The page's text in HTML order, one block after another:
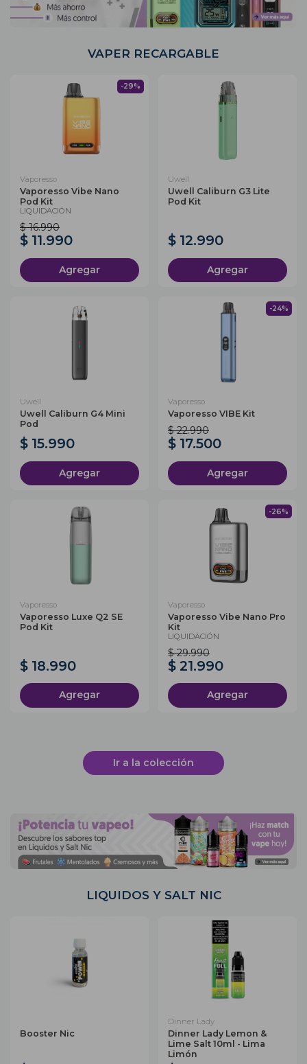
VAPER RECARGABLE
-29%
Vaporesso
Vaporesso Vibe Nano
Pod Kit
LIQUIDACIÓN
$ 16.990
$ 11.990
Agregar
Uwell
Uwell Caliburn G3 Lite
Pod Kit
$ 12.990
Agregar
Uwell
Uwell Caliburn G4 Mini
Pod
$ 15.990
Agregar
-24%
Vaporesso
Vaporesso VIBE Kit
$ 22.990
$ 17.500
Agregar
Vaporesso
Vaporesso Luxe Q2 SE
Pod Kit
$ 18.990
Agregar
-26%
Vaporesso
Vaporesso Vibe Nano Pro
Kit
LIQUIDACIÓN
$ 29.990
$ 21.990
Agregar
Ir a la colección
LIQUIDOS Y SALT NIC
Booster Nic
Dinner Lady
Dinner Lady Lemon &
Lime Salt 10ml - Lima
Limón